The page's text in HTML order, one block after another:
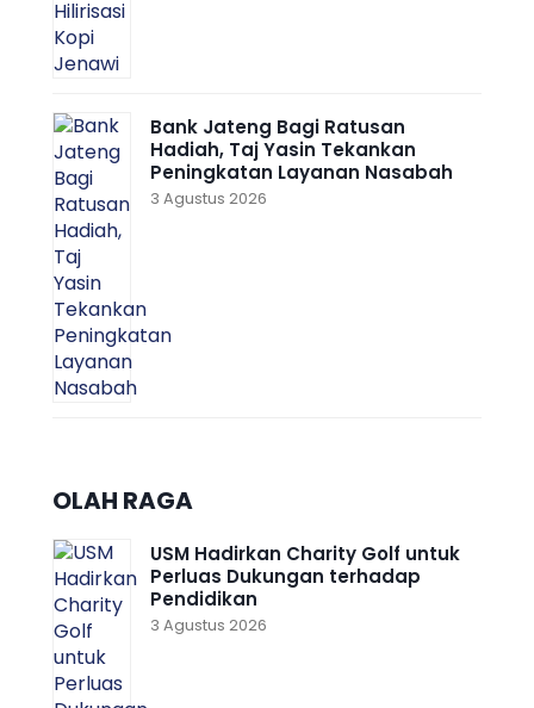
Bank Jateng Bagi Ratusan
Hadiah, Taj Yasin Tekankan
Peningkatan Layanan Nasabah
3 Agustus 2026
OLAH RAGA
USM Hadirkan Charity Golf untuk
Perluas Dukungan terhadap
Pendidikan
3 Agustus 2026